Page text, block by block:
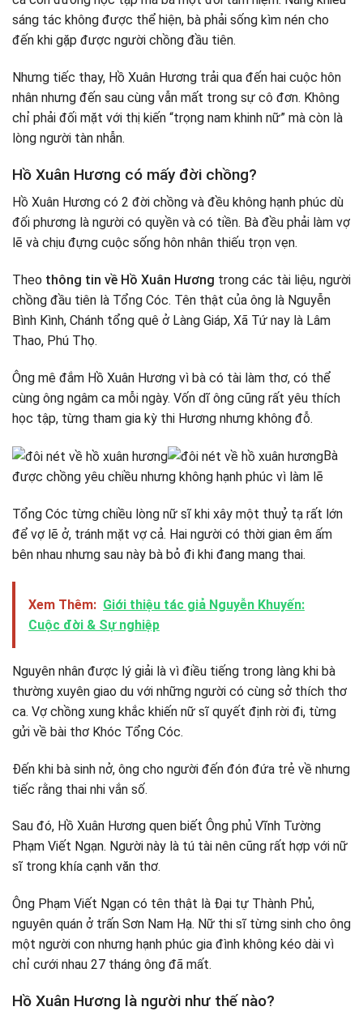
sáng tác không được thể hiện, bà phải sống kìm nén cho
đến khi gặp được người chồng đầu tiên.
Nhưng tiếc thay, Hồ Xuân Hương trải qua đến hai cuộc hôn
nhân nhưng đến sau cùng vẫn mất trong sự cô đơn. Không
chỉ phải đối mặt với thị kiến “trọng nam khinh nữ” mà còn là
lòng người tàn nhẫn.
Hồ Xuân Hương có mấy đời chồng?
Hồ Xuân Hương có 2 đời chồng và đều không hạnh phúc dù
đối phương là người có quyền và có tiền. Bà đều phải làm vợ
lẽ và chịu đựng cuộc sống hôn nhân thiếu trọn vẹn.
Theo thông tin về Hồ Xuân Hương trong các tài liệu, người
chồng đầu tiên là Tổng Cóc. Tên thật của ông là Nguyễn
Bình Kình, Chánh tổng quê ở Làng Giáp, Xã Tứ nay là Lâm
Thao, Phú Thọ.
Ông mê đắm Hồ Xuân Hương vì bà có tài làm thơ, có thể
cùng ông ngâm ca mỗi ngày. Vốn dĩ ông cũng rất yêu thích
học tập, từng tham gia kỳ thi Hương nhưng không đỗ.
Bà
được chồng yêu chiều nhưng không hạnh phúc vì làm lẽ
Tổng Cóc từng chiều lòng nữ sĩ khi xây một thuỷ tạ rất lớn
để vợ lẽ ở, tránh mặt vợ cả. Hai người có thời gian êm ấm
bên nhau nhưng sau này bà bỏ đi khi đang mang thai.
Xem Thêm: Giới thiệu tác giả Nguyễn Khuyến:
Cuộc đời & Sự nghiệp
Nguyên nhân được lý giải là vì điều tiếng trong làng khi bà
thường xuyên giao du với những người có cùng sở thích thơ
ca. Vợ chồng xung khắc khiến nữ sĩ quyết định rời đi, từng
gửi về bài thơ Khóc Tổng Cóc.
Đến khi bà sinh nở, ông cho người đến đón đứa trẻ về nhưng
tiếc rằng thai nhi vắn số.
Sau đó, Hồ Xuân Hương quen biết Ông phủ Vĩnh Tường
Phạm Viết Ngạn. Người này là tú tài nên cũng rất hợp với nữ
sĩ trong khía cạnh văn thơ.
Ông Phạm Viết Ngạn có tên thật là Đại tự Thành Phủ,
nguyên quán ở trấn Sơn Nam Hạ. Nữ thi sĩ từng sinh cho ông
một người con nhưng hạnh phúc gia đình không kéo dài vì
chỉ cưới nhau 27 tháng ông đã mất.
Hồ Xuân Hương là người như thế nào?